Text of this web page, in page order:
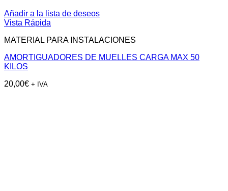
Añadir a la lista de deseos
Vista Rápida
MATERIAL PARA INSTALACIONES
AMORTIGUADORES DE MUELLES CARGA MAX 50
KILOS
20,00€ + IVA